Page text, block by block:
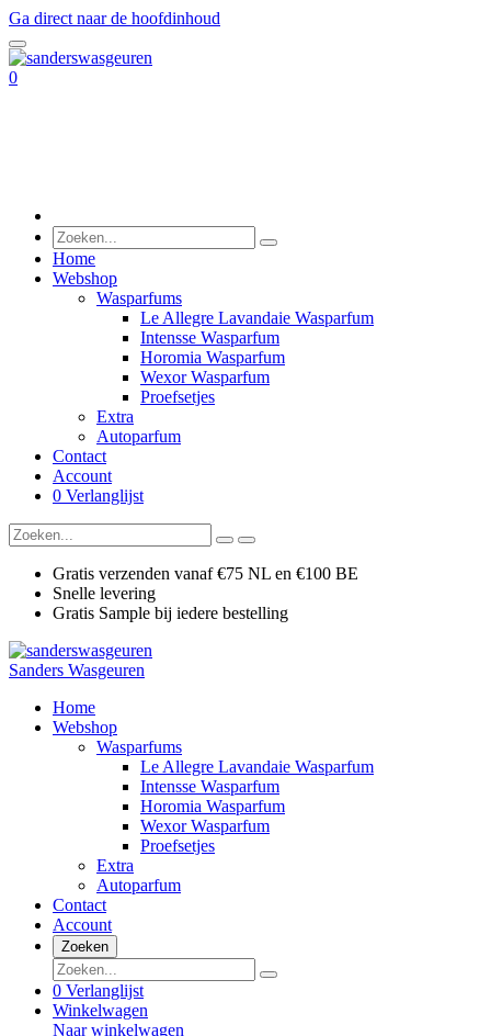
Ga direct naar de hoofdinhoud
0
Home
Webshop
Wasparfums
Le Allegre Lavandaie Wasparfum
Intensse Wasparfum
Horomia Wasparfum
Wexor Wasparfum
Proefsetjes
Extra
Autoparfum
Contact
Account
0 Verlanglijst
Gratis verzenden vanaf €75 NL en €100 BE
Snelle levering
Gratis Sample bij iedere bestelling
Sanders Wasgeuren
Home
Webshop
Wasparfums
Le Allegre Lavandaie Wasparfum
Intensse Wasparfum
Horomia Wasparfum
Wexor Wasparfum
Proefsetjes
Extra
Autoparfum
Contact
Account
Zoeken
0 Verlanglijst
Winkelwagen
Naar winkelwagen